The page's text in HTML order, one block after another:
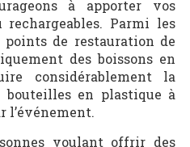
à apporter vos
rechargeables. Parmi les
points de restauration de
des boissons en
considérablement la
en plastique à
l’événement.
voulant offrir des